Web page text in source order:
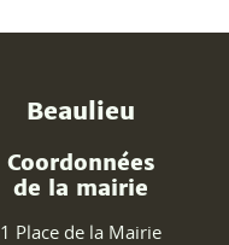
Beaulieu
Coordonnées
de la mairie
1 Place de la Mairie